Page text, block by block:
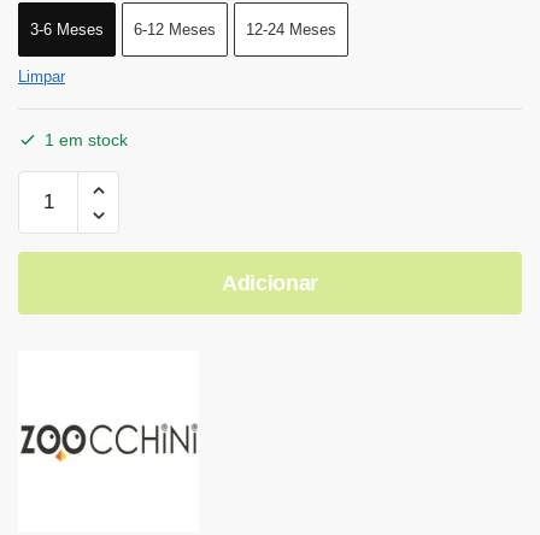
3-6 Meses 6-12 Meses 12-24 Meses
Limpar
1 em stock
Adicionar